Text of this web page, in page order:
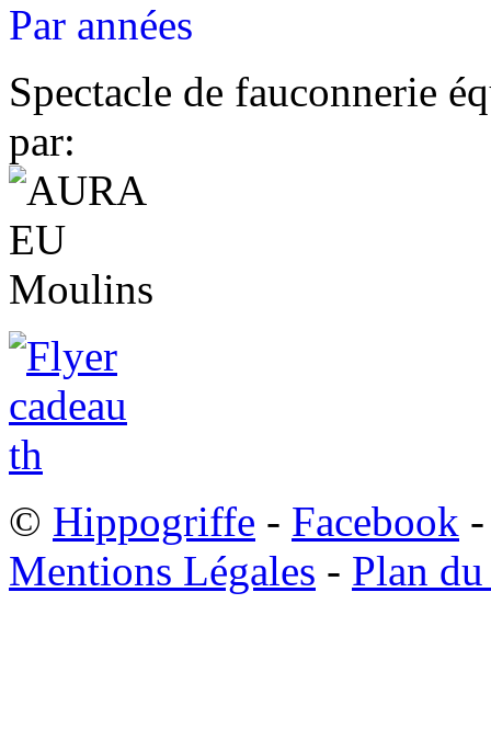
Par années
Spectacle de fauconnerie
par:
© Hippogriffe - Facebook
Mentions Légales - Plan